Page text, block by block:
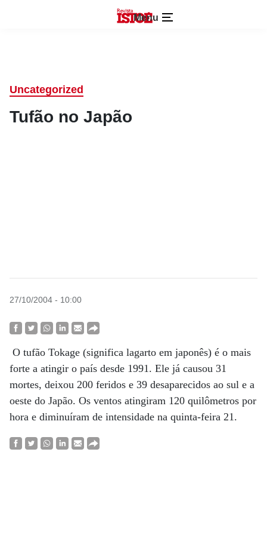
Menu
Uncategorized
Tufão no Japão
27/10/2004 - 10:00
O tufão Tokage (significa lagarto em japonês) é o mais
forte a atingir o país desde 1991. Ele já causou 31
mortes, deixou 200 feridos e 39 desaparecidos ao sul e a
oeste do Japão. Os ventos atingiram 120 quilômetros por
hora e diminuíram de intensidade na quinta-feira 21.